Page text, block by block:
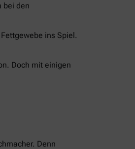
bei den
ins Spiel.
Doch mit einigen
Denn